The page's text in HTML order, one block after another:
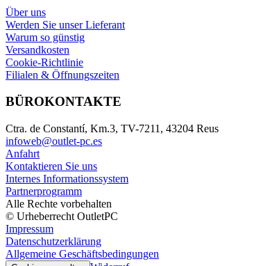
Über uns
Werden Sie unser Lieferant
Warum so günstig
Versandkosten
Cookie-Richtlinie
Filialen & Öffnungszeiten
BÜROKONTAKTE
Ctra. de Constantí, Km.3, TV-7211, 43204 Reus
infoweb@outlet-pc.es
Anfahrt
Kontaktieren Sie uns
Internes Informationssystem
Partnerprogramm
Alle Rechte vorbehalten
© Urheberrecht OutletPC
Impressum
Datenschutzerklärung
Allgemeine Geschäftsbedingungen